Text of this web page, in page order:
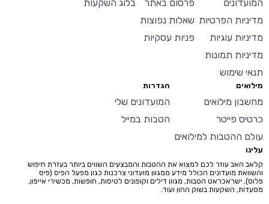
המועדונים
מדיניות הפרטיות
מדיניות עוגיות
מדיניות תמונות
תנאי שימוש
פרסום באתר
שאלות נפוצות
פניות עסקיות
בלוג השקעות
מילואים
מחשבון מילואים
כרטיס פייטר
עולם ההטבות למילואים
הגדרות
המועדונים שלי
הטבות במייל
עלינו
קלאב האב עוזר לכם למצוא את ההטבות והמבצעים השווים ביותר בעזרת חיפוש
והשוואת מועדונים הכולל מידע ממגוון מועדוני צרכנות כגון מפעל הפיס (פיס
פלוס), ישראכראט הטבות, מגוון דילים וקופונים לטיסות, חופשות, מכשירי אייפון,
מסעדות, השקעות בשוק ההון ועוד.